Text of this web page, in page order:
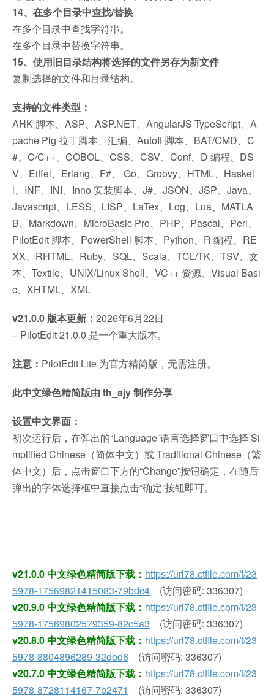
14、在多个目录中查找/替换
在多个目录中查找字符串。
在多个目录中替换字符串。
15、使用旧目录结构将选择的文件另存为新文件
复制选择的文件和目录结构。
支持的文件类型：
AHK 脚本、ASP、ASP.NET、AngularJS TypeScript、A
pache Pig 拉丁脚本、汇编、AutoIt 脚本、BAT/CMD、C
#、C/C++、COBOL、CSS、CSV、Conf、D 编程、DS
V、Eiffel、Erlang、F#、 Go、Groovy、HTML、Haskel
l、INF、INI、Inno 安装脚本、J#、JSON、JSP、Java、
Javascript、LESS、LISP、LaTex、Log、Lua、MATLA
B、Markdown、MicroBasic Pro、PHP、Pascal、Perl、
PilotEdit 脚本、PowerShell 脚本、Python、R 编程、RE
XX、RHTML、Ruby、SQL、Scala、TCL/TK、TSV、文
本、Textile、UNIX/Linux Shell、VC++ 资源、Visual Basi
c、XHTML、XML
v21.0.0 版本更新： 2026年6月22日
– PilotEdit 21.0.0 是一个重大版本。
注意： PilotEdit Lite 为官方精简版，无需注册。
此中文绿色精简版由 th_sjy 制作分享
设置中文界面：
初次运行后，在弹出的“Language”语言选择窗口中选择 Si
mplified Chinese（简体中文）或 Traditional Chinese（繁
体中文）后，点击窗口下方的“Change”按钮确定，在随后
弹出的字体选择框中直接点击“确定”按钮即可。
v21.0.0 中文绿色精简版下载： https://url78.ctfile.com/f/23
5978-17569821415083-79bdc4 (访问密码: 336307)
v20.9.0 中文绿色精简版下载： https://url78.ctfile.com/f/23
5978-17569802579359-82c5a3 (访问密码: 336307)
v20.8.0 中文绿色精简版下载： https://url78.ctfile.com/f/23
5978-8804896289-32dbd6 (访问密码: 336307)
v20.7.0 中文绿色精简版下载： https://url78.ctfile.com/f/23
5978-8728114167-7b2471
(访问密码: 336307)